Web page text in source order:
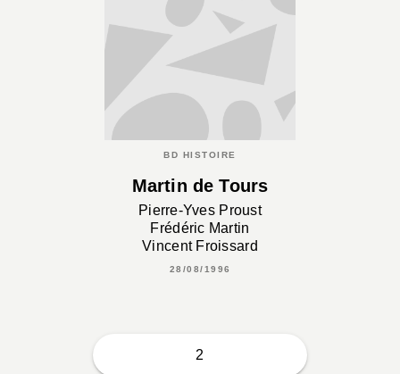
BD HISTOIRE
Martin de Tours
Pierre-Yves Proust
Frédéric Martin
Vincent Froissard
28/08/1996
2